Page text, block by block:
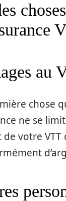
au
chose
ne se
votre VTT